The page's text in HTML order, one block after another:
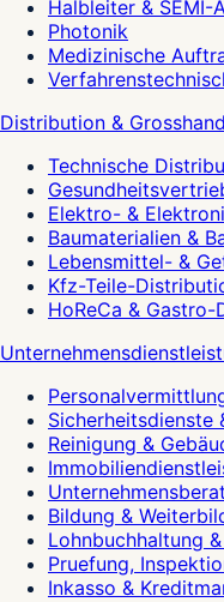
Halbleiter & SEMI-
Photonik
Medizinische
Distribution &
Technische
Elektro- &
Baumaterialien &
Lebensmittel- &
Kfz-Teile-
HoReCa &
Sicherheitsdienste
Reinigung &
Bildung &
Lohnbuchhaltung
Pruefung,
Inkasso &